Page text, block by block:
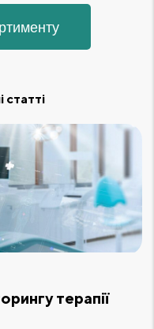
статті
терапії